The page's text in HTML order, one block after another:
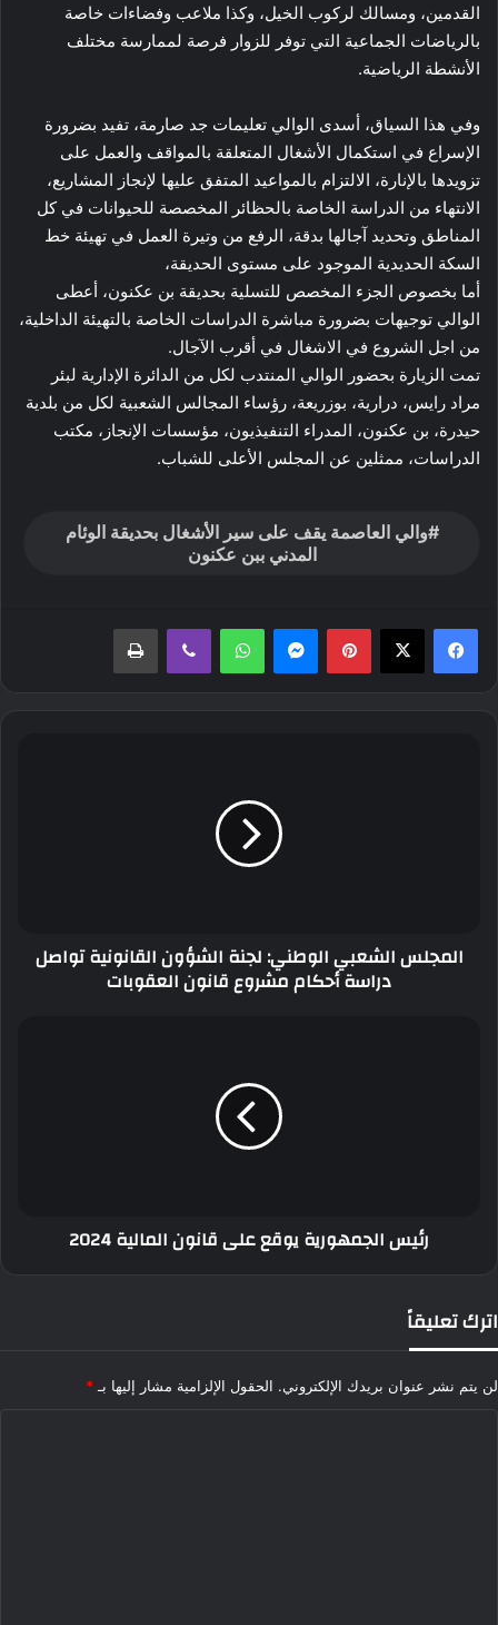
القدمين، ومسالك لركوب الخيل، وكذا ملاعب وفضاءات خاصة
بالرياضات الجماعية التي توفر للزوار فرصة لممارسة مختلف
الأنشطة الرياضية.
وفي هذا السياق، أسدى الوالي تعليمات جد صارمة، تفيد بضرورة
الإسراع في استكمال الأشغال المتعلقة بالمواقف والعمل على
تزويدها بالإنارة، الالتزام بالمواعيد المتفق عليها لإنجاز المشاريع،
الانتهاء من الدراسة الخاصة بالحظائر المخصصة للحيوانات في كل
المناطق وتحديد آجالها بدقة، الرفع من وتيرة العمل في تهيئة خط
السكة الحديدية الموجود على مستوى الحديقة،
أما بخصوص الجزء المخصص للتسلية بحديقة بن عكنون، أعطى
الوالي توجيهات بضرورة مباشرة الدراسات الخاصة بالتهيئة الداخلية،
من اجل الشروع في الاشغال في أقرب الآجال.
تمت الزيارة بحضور الوالي المنتدب لكل من الدائرة الإدارية لبئر
مراد رايس، درارية، بوزريعة، رؤساء المجالس الشعبية لكل من بلدية
حيدرة، بن عكنون، المدراء التنفيذيون، مؤسسات الإنجاز، مكتب
الدراسات، ممثلين عن المجلس الأعلى للشباب.
والي العاصمة يقف على سير الأشغال بحديقة الوئام
المدني ببن عكنون
بينتيريستماسنجر واتساب ڤايبر طباعة
مشروع
المجلس الشعبي الوطني: لجنة الشؤون القانونية تواصل
دراسة أحكام مشروع قانون العقوبات
رئيس الجمهورية يوقع على قانون المالية 2024
اترك تعليقاً
لن يتم نشر عنوان بريدك الإلكتروني. الحقول الإلزامية مشار إليها بـ *